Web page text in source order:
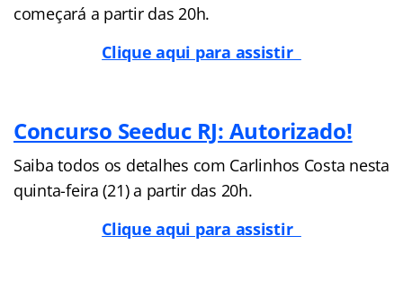
começará a partir das 20h.
Clique aqui para assistir
Concurso Seeduc RJ: Autorizado!
Saiba todos os detalhes com Carlinhos Costa nesta
quinta-feira (21) a partir das 20h.
Clique aqui para assistir